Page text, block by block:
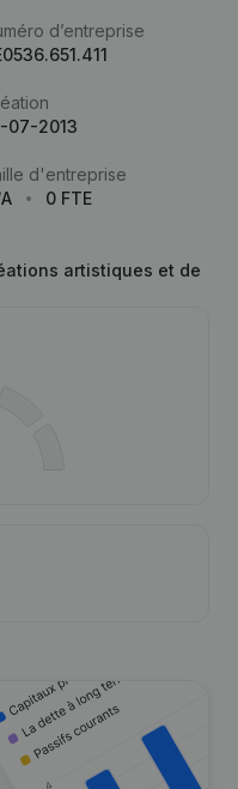
d’entreprise
07-2013
d'entreprise
0 FTE
artistiques et de